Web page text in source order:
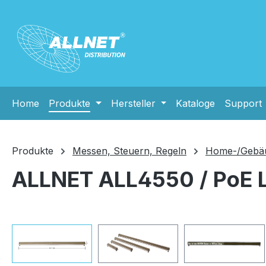
Home Produkte Hersteller Kataloge Support
Produkte Messen, Steuern, Regeln Home-/
ALLNET ALL4550 / PoE
Bildergalerie überspringen